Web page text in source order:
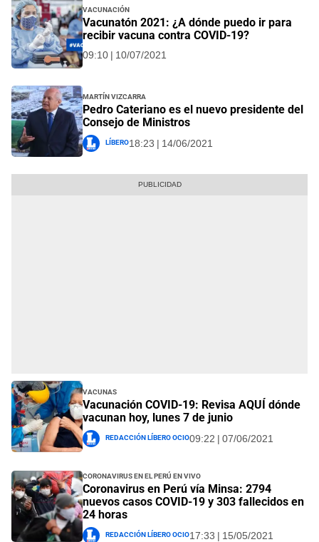
Vacunación
Vacunatón 2021: ¿A dónde puedo ir para
recibir vacuna contra COVID-19?
09:10 | 10/07/2021
Martín Vizcarra
Pedro Cateriano es el nuevo presidente del
Consejo de Ministros
Líbero18:23 | 14/06/2021
Vacunas
Vacunación COVID-19: Revisa AQUÍ dónde
vacunan hoy, lunes 7 de junio
Redacción Líbero Ocio09:22 | 07/06/2021
Coronavirus en el Perú EN VIVO
Coronavirus en Perú vía Minsa: 2794
nuevos casos COVID-19 y 303 fallecidos en
24 horas
Redacción Líbero Ocio17:33 | 15/05/2021